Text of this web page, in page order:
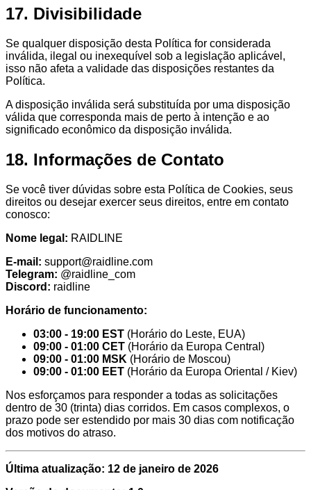
17. Divisibilidade
Se qualquer disposição desta Política for considerada
inválida, ilegal ou inexequível sob a legislação aplicável,
isso não afeta a validade das disposições restantes da
Política.
A disposição inválida será substituída por uma disposição
válida que corresponda mais de perto à intenção e ao
significado econômico da disposição inválida.
18. Informações de Contato
Se você tiver dúvidas sobre esta Política de Cookies, seus
direitos ou desejar exercer seus direitos, entre em contato
conosco:
Nome legal: RAIDLINE
E-mail: support@raidline.com
Telegram: @raidline_com
Discord: raidline
Horário de funcionamento:
03:00 - 19:00 EST (Horário do Leste, EUA)
09:00 - 01:00 CET (Horário da Europa Central)
09:00 - 01:00 MSK (Horário de Moscou)
09:00 - 01:00 EET (Horário da Europa Oriental / Kiev)
Nos esforçamos para responder a todas as solicitações
dentro de 30 (trinta) dias corridos. Em casos complexos, o
prazo pode ser estendido por mais 30 dias com notificação
dos motivos do atraso.
Última atualização: 12 de janeiro de 2026